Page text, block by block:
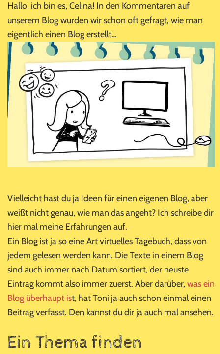
Hallo, ich bin es, Celina! In den Kommentaren auf
unserem Blog wurden wir schon oft gefragt, wie man
eigentlich einen Blog erstellt…
Vielleicht hast du ja Ideen für einen eigenen Blog, aber
weißt nicht genau, wie man das angeht? Ich schreibe dir
hier mal meine Erfahrungen auf.
Ein Blog ist ja so eine Art virtuelles Tagebuch, dass von
jedem gelesen werden kann. Die Texte in einem Blog
sind auch immer nach Datum sortiert, der neuste
Eintrag kommt also immer zuerst. Aber darüber, was ein
Blog überhaupt ist, hat Toni ja auch schon einmal einen
Beitrag verfasst. Den kannst du dir ja auch mal ansehen.
Ein Thema finden